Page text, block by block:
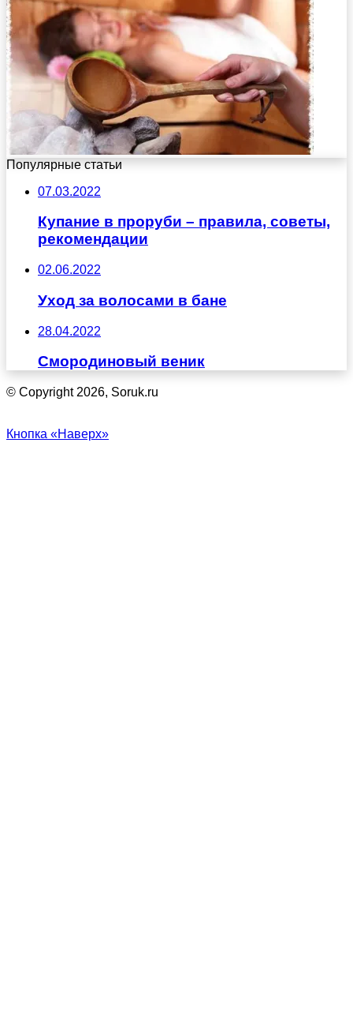
Популярные статьи
07.03.2022
Купание в проруби – правила, советы,
рекомендации
02.06.2022
Уход за волосами в бане
28.04.2022
Смородиновый веник
© Copyright 2026, Soruk.ru
Кнопка «Наверх»